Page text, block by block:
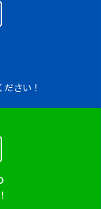
見やすく高品
安心して使用
るさを調整す
さい！